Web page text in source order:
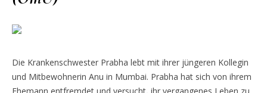
Die Krankenschwester Prabha lebt mit ihrer jüngeren Kollegin
und Mitbewohnerin Anu in Mumbai. Prabha hat sich von ihrem
Ehemann entfremdet und versucht, ihr vergangenes Leben zu